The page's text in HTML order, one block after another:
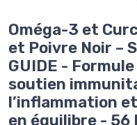
Oméga-3 et
et Poivre Noir –
GUIDE -
soutien
l’inflammation
en équilibre - 56